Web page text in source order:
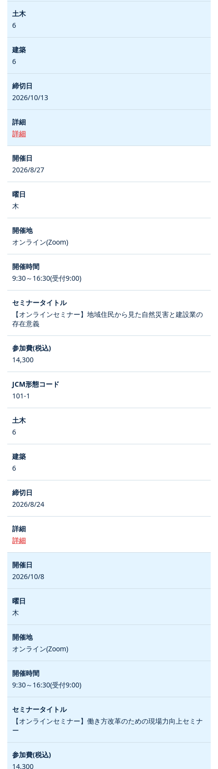
6
6
2026/10/13
詳細
2026/8/27
木
オンライン(Zoom)
9:30～16:30(受付9:00)
【オンラインセミナー】地域住民から見た自然災害と建設業の
存在意義
14,300
101-1
6
6
2026/8/24
詳細
2026/10/8
木
オンライン(Zoom)
9:30～16:30(受付9:00)
【オンラインセミナー】働き方改革のための現場力向上セミナ
ー
14,300